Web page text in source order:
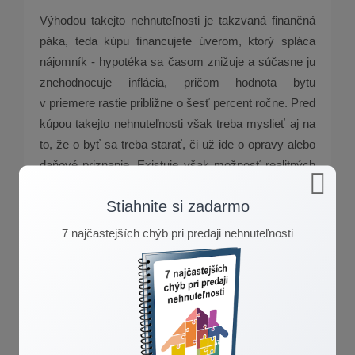
Výhodou takejto nehnuteľnosti je takzvaná finančná
páka, teda kúpu financujete úverom, ktorý spláca
nájomník - hypotéka sa časom znižuje a súčasne ju
znehodnocuje inflácia, pričom hodnota bytu
v priemere rastie približne o šesť percent ročne. Pred
kúpou takejto nehnuteľnosti však treba myslieť aj na
to, že o byť sa treba starať, či už ide o opravy alebo
daňové priznanie. Existuje však možnosť realitných
výber nájomcov či údržbu a výnos pochádza nielen
z prenájmu, ale aj z rastu hodnoty portfólia.
Ak o investičnej nehnuteľnosti uvažujete, obráťte sa
na svojho realitného experta, ktorý vám poradí, čo je
pre vás najvýhodnejšie riešenie a ako postupovať
Stiahnite si zadarmo
7 najčastejších chýb pri predaji nehnuteľnosti